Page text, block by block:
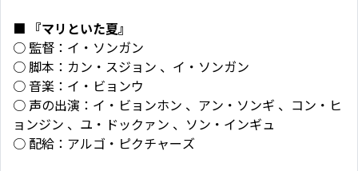
■ 『マリといた夏』
○ 監督：イ・ソンガン
○ 脚本：カン・スジョン 、イ・ソンガン
○ 音楽：イ・ビョンウ
○ 声の出演：イ・ビョンホン 、アン・ソンギ 、コン・ヒ
ョンジン 、ユ・ドックァン 、ソン・インギュ
○ 配給：アルゴ・ピクチャーズ